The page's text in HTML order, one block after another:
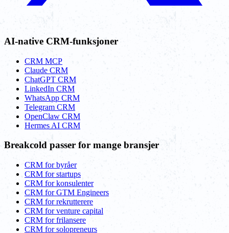
AI-native CRM-funksjoner
CRM MCP
Claude CRM
ChatGPT CRM
LinkedIn CRM
WhatsApp CRM
Telegram CRM
OpenClaw CRM
Hermes AI CRM
Breakcold passer for mange bransjer
CRM for byråer
CRM for startups
CRM for konsulenter
CRM for GTM Engineers
CRM for rekrutterere
CRM for venture capital
CRM for frilansere
CRM for solopreneurs